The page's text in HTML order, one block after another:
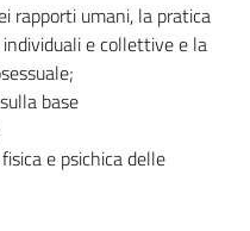
rapporti umani, la pratica
e collettive e la
base
e psichica delle